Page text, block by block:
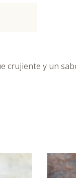
crujiente y un